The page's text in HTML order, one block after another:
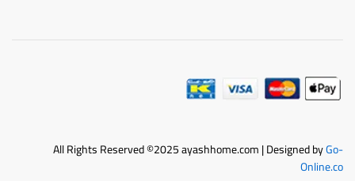
All Rights Reserved ©2025 ayashhome.com | Designed byGo-
Online.co